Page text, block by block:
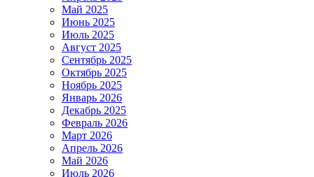
Май 2025
Июнь 2025
Июль 2025
Август 2025
Сентябрь 2025
Октябрь 2025
Ноябрь 2025
Январь 2026
Декабрь 2025
Февраль 2026
Март 2026
Апрель 2026
Май 2026
Июль 2026